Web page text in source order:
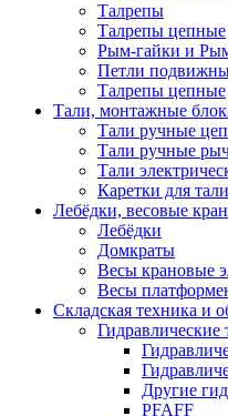
Талрепы
Талрепы цепные
Рым-гайки и
Петли
Талрепы цепные
Тали, монтажные
Тали ручные
Тали ручные
Тали
Каретки для тали
Лебёдки, весовые
Лебёдки
Домкраты
Весы крановые
Весы
Складская техника и
Гидравлические
Другие
PFAFF